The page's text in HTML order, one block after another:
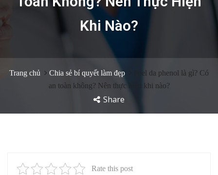
Khi Nào?
Trang chủ Chia sẻ bí quyết làm đẹp
Peel da phenol là gì? Có
an toàn không? Nên thực hiện khi nào?
Share
Rate this post